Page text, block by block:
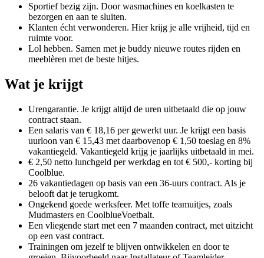
Sportief bezig zijn. Door wasmachines en koelkasten te
bezorgen en aan te sluiten.
Klanten écht verwonderen. Hier krijg je alle vrijheid, tijd en
ruimte voor.
Lol hebben. Samen met je buddy nieuwe routes rijden en
meeblèren met de beste hitjes.
Wat je krijgt
Urengarantie. Je krijgt altijd de uren uitbetaald die op jouw
contract staan.
Een salaris van € 18,16 per gewerkt uur. Je krijgt een basis
uurloon van € 15,43 met daarbovenop € 1,50 toeslag en 8%
vakantiegeld. Vakantiegeld krijg je jaarlijks uitbetaald in mei.
€ 2,50 netto lunchgeld per werkdag en tot € 500,- korting bij
Coolblue.
26 vakantiedagen op basis van een 36-uurs contract. Als je
belooft dat je terugkomt.
Ongekend goede werksfeer. Met toffe teamuitjes, zoals
Mudmasters en CoolblueVoetbalt.
Een vliegende start met een 7 maanden contract, met uitzicht
op een vast contract.
Trainingen om jezelf te blijven ontwikkelen en door te